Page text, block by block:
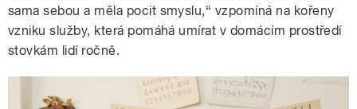
sama sebou a měla pocit smyslu,“ vzpomíná na kořeny
vzniku služby, která pomáhá umírat v domácím prostředí
stovkám lidí ročně.